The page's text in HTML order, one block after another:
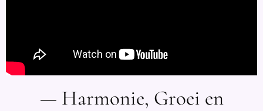
— Harmonie, Groei en